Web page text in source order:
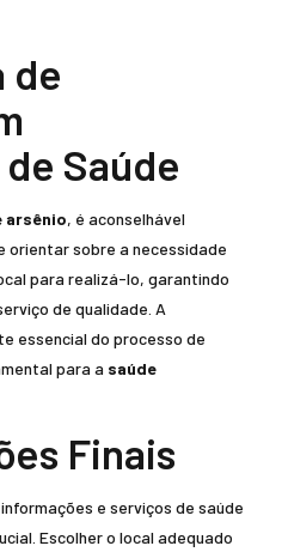
de
Saúde
arsênio, é aconselhável
orientar sobre a necessidade
para realizá-lo, garantindo
de qualidade. A
essencial do processo de
para a saúde
Finais
e serviços de saúde
Escolher o local adequado